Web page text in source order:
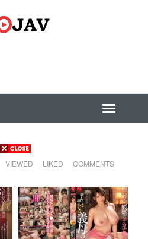
VIEWED LIKED COMMENTS